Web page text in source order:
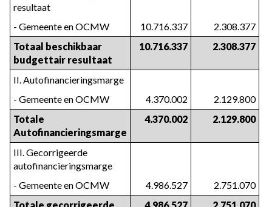
resultaat
- Gemeente en OCMW
10.716.337
2.308.377
Totaal beschikbaar
budgettair resultaat
10.716.337 2.308.377
II. Autofinancieringsmarge
- Gemeente en OCMW
4.370.002
2.129.800
Totale
Autofinancieringsmarge
4.370.002 2.129.800
III. Gecorrigeerde
autofinancieringsmarge
- Gemeente en OCMW
4.986.527
2.751.070